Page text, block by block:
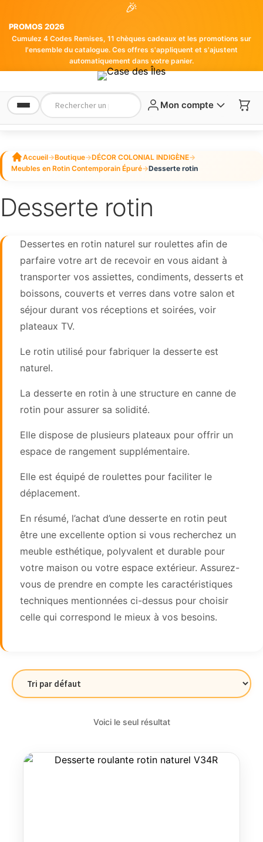
🎉
PROMOS 2026
Cumulez 4 Codes Remises, 11 chèques cadeaux et les promotions sur
l'ensemble du catalogue. Ces offres s'appliquent et s'ajustent
automatiquement dans votre panier.
Mon compte
Accueil→Boutique→DÉCOR COLONIAL INDIGÈNE→
Meubles en Rotin Contemporain Épuré→Desserte rotin
Desserte rotin
Dessertes en rotin naturel sur roulettes afin de
parfaire votre art de recevoir en vous aidant à
transporter vos assiettes, condiments, desserts et
boissons, couverts et verres dans votre salon et
séjour durant vos réceptions et soirées, voir
plateaux TV.
Le rotin utilisé pour fabriquer la desserte est
naturel.
La desserte en rotin à une structure en canne de
rotin pour assurer sa solidité.
Elle dispose de plusieurs plateaux pour offrir un
espace de rangement supplémentaire.
Elle est équipé de roulettes pour faciliter le
déplacement.
En résumé, l’achat d’une desserte en rotin peut
être une excellente option si vous recherchez un
meuble esthétique, polyvalent et durable pour
votre maison ou votre espace extérieur. Assurez-
vous de prendre en compte les caractéristiques
techniques mentionnées ci-dessus pour choisir
celle qui correspond le mieux à vos besoins.
Voici le seul résultat